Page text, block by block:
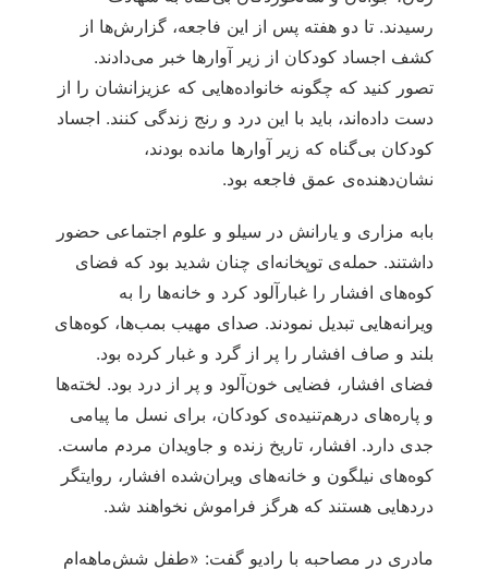
رسیدند. تا دو هفته پس از این فاجعه، گزارش‌ها از
کشف اجساد کودکان از زیر آوارها خبر می‌دادند.
تصور کنید که چگونه خانواده‌هایی که عزیزانشان را از
دست داده‌اند، باید با این درد و رنج زندگی کنند. اجساد
کودکان بی‌گناه که زیر آوارها مانده بودند،
نشان‌دهنده‌ی عمق فاجعه بود.
بابه مزاری و یارانش در سیلو و علوم اجتماعی حضور
داشتند. حمله‌ی توپخانه‌ای چنان شدید بود که فضای
کوه‌های افشار را غبارآلود کرد و خانه‌ها را به
ویرانه‌هایی تبدیل نمودند. صدای مهیب بمب‌ها، کوه‌های
بلند و صاف افشار را پر از گرد و غبار کرده بود.
فضای افشار، فضایی خون‌آلود و پر از درد بود. لخته‌ها
و پاره‌های درهم‌تنیده‌ی کودکان، برای نسل ما پیامی
جدی دارد. افشار، تاریخ زنده و جاویدان مردم ماست.
کوه‌های نیلگون و خانه‌های ویران‌شده افشار، روایتگر
دردهایی هستند که هرگز فراموش نخواهند شد.
مادری در مصاحبه با رادیو گفت: «طفل شش‌ماهه‌ام